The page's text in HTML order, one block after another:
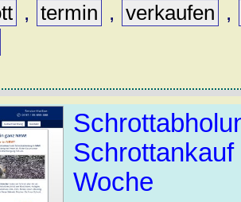
, termin , verkaufen
,
Schrottankauf
Woche